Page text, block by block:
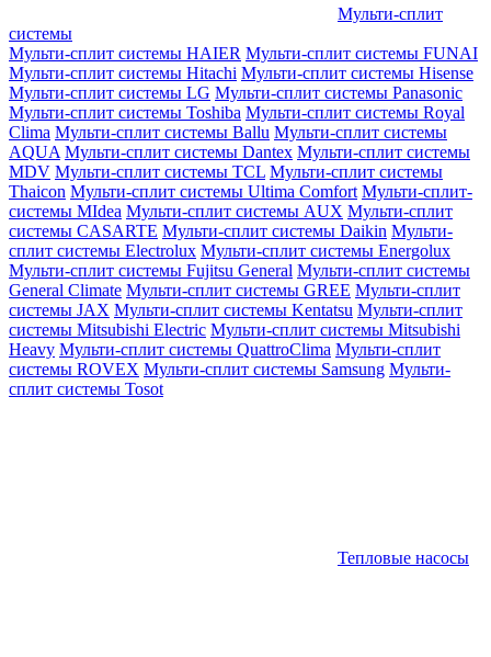
Мульти-сплит
системы
Мульти-сплит системы HAIER Мульти-сплит системы FUNAI
Мульти-сплит системы Hitachi Мульти-сплит системы Hisense
Мульти-сплит системы LG Мульти-сплит системы Panasonic
Мульти-сплит системы Toshiba Мульти-сплит системы Royal
Clima Мульти-сплит системы Ballu Мульти-сплит системы
AQUA Мульти-сплит системы Dantex Мульти-сплит системы
MDV Мульти-сплит системы TCL Мульти-сплит системы
Thaicon Мульти-сплит системы Ultima Comfort Мульти-сплит-
системы MIdea Мульти-сплит системы AUX Мульти-сплит
системы CASARTE Мульти-сплит системы Daikin Мульти-
сплит системы Electrolux Мульти-сплит системы Energolux
Мульти-сплит системы Fujitsu General Мульти-сплит системы
General Climate Мульти-сплит системы GREE Мульти-сплит
системы JAX Мульти-сплит системы Kentatsu Мульти-сплит
системы Mitsubishi Electric Мульти-сплит системы Mitsubishi
Heavy Мульти-сплит системы QuattroClima Мульти-сплит
системы ROVEX Мульти-сплит системы Samsung Мульти-
сплит системы Tosot
Тепловые насосы